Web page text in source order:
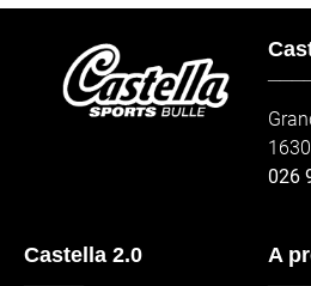
026
Castella 2.0
A